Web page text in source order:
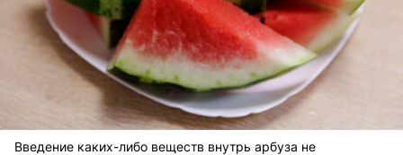
Введение каких-либо веществ внутрь арбуза не